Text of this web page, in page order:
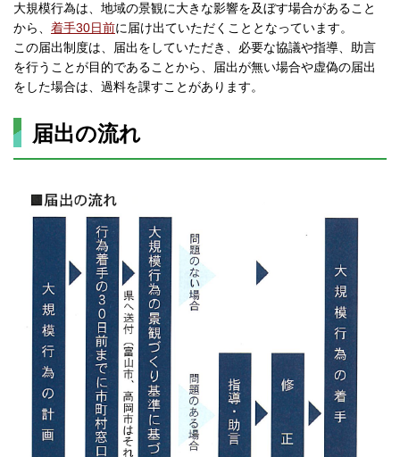
大規模行為は、地域の景観に大きな影響を及ぼす場合があること
から、 着手30日前に届け出ていただくこととなっています。
この届出制度は、届出をしていただき、必要な協議や指導、助言
を行うことが目的であることから、届出が無い場合や虚偽の届出
をした場合は、過料を課すことがあります。
届出の流れ